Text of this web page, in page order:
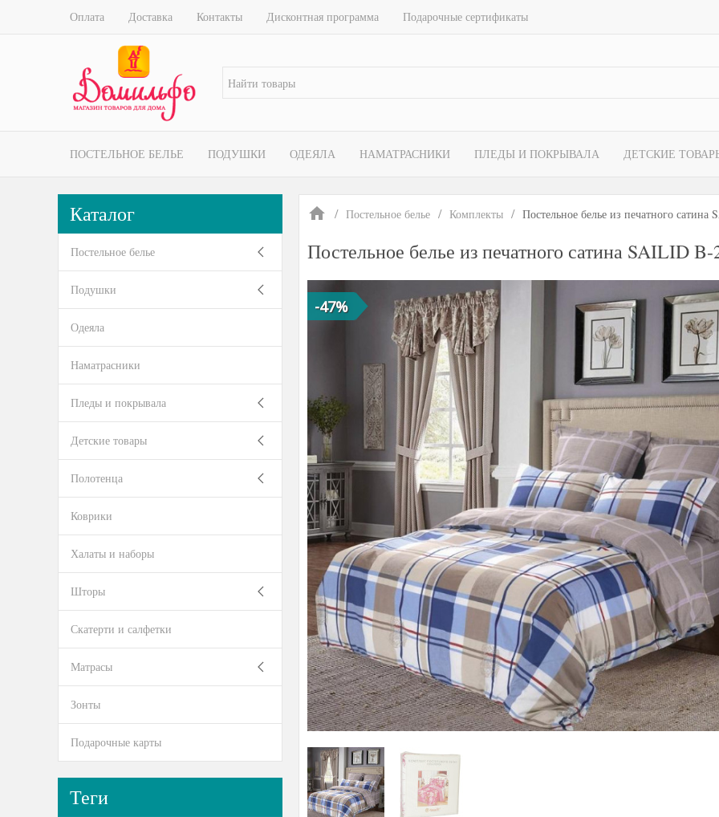
Оплата Доставка Контакты Дисконтная программа Подарочные сертификаты
ПОСТЕЛЬНОЕ БЕЛЬЕ ПОДУШКИ ОДЕЯЛА НАМАТРАСНИКИ ПЛЕДЫ И ПОКРЫВАЛА ДЕТСКИЕ
Постельное белье Комплекты Постельное белье из печатного
Постельное белье из печатного сатина SAILID B-
-47%
Каталог
Постельное белье
Подушки
Одеяла
Наматрасники
Пледы и покрывала
Детские товары
Полотенца
Коврики
Халаты и наборы
Шторы
Скатерти и салфетки
Матрасы
Зонты
Подарочные карты
Теги